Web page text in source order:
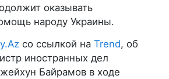
оказывать
народу Украины.
со ссылкой на Trend, об
иностранных дел
Байрамов в ходе